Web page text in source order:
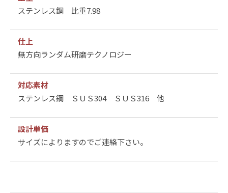
ステンレス鋼 比重7.98
仕上
無方向ランダム研磨テクノロジー
対応素材
ステンレス鋼 ＳＵＳ304 ＳＵＳ316 他
設計単価
サイズによりますのでご連絡下さい。